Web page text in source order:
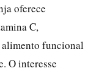
oferece
C,
alimento funcional
O interesse